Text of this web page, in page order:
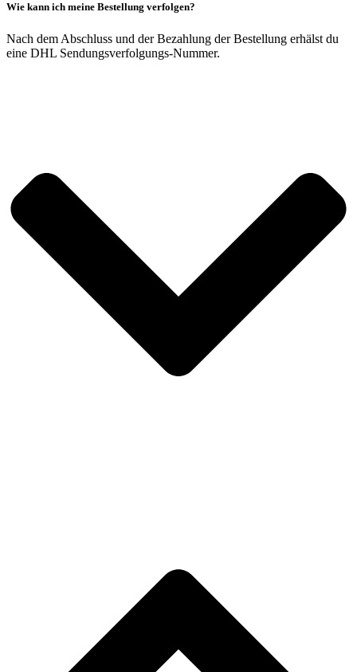
Wie kann ich meine Bestellung verfolgen?
Nach dem Abschluss und der Bezahlung der Bestellung erhälst du
eine DHL Sendungsverfolgungs-Nummer.